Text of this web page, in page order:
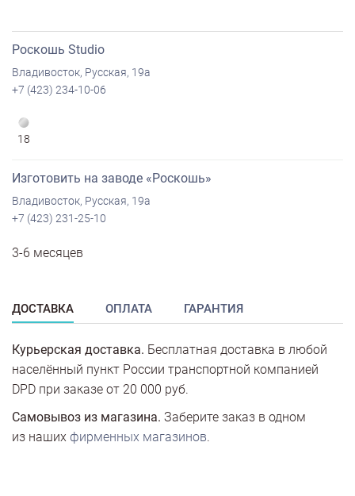
Роскошь Studio
Владивосток, Русская, 19а
+7 (423) 234-10-06
18
Изготовить на заводе «Роскошь»
Владивосток, Русская, 19а
+7 (423) 231-25-10
3-6 месяцев
ДОСТАВКА ОПЛАТА ГАРАНТИЯ
Курьерская доставка. Бесплатная доставка в любой
населённый пункт России транспортной компанией
DPD при заказе от 20 000 руб.
Самовывоз из магазина. Заберите заказ в одном
из наших фирменных магазинов.